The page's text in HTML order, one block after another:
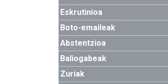
Eskrutinioa
Boto-emaileak
Abstentzioa
Baliogabeak
Zuriak